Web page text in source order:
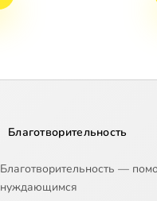
Благотворительность
Благотворительность —
нуждающимся